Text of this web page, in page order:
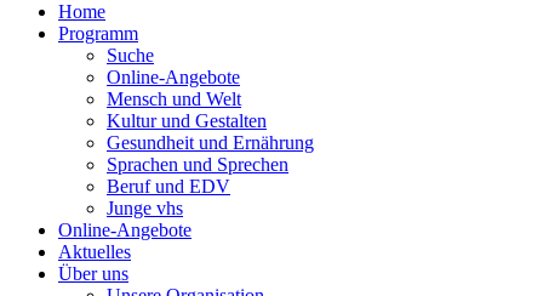
Home
Programm
Suche
Online-Angebote
Mensch und Welt
Kultur und Gestalten
Gesundheit und Ernährung
Sprachen und Sprechen
Beruf und EDV
Junge vhs
Online-Angebote
Aktuelles
Über uns